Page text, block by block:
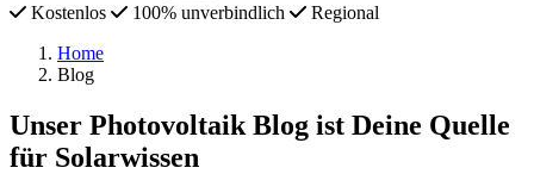
Kostenlos 100% unverbindlich
Regional
Home
Blog
Unser Photovoltaik Blog ist Deine Quelle
für Solarwissen